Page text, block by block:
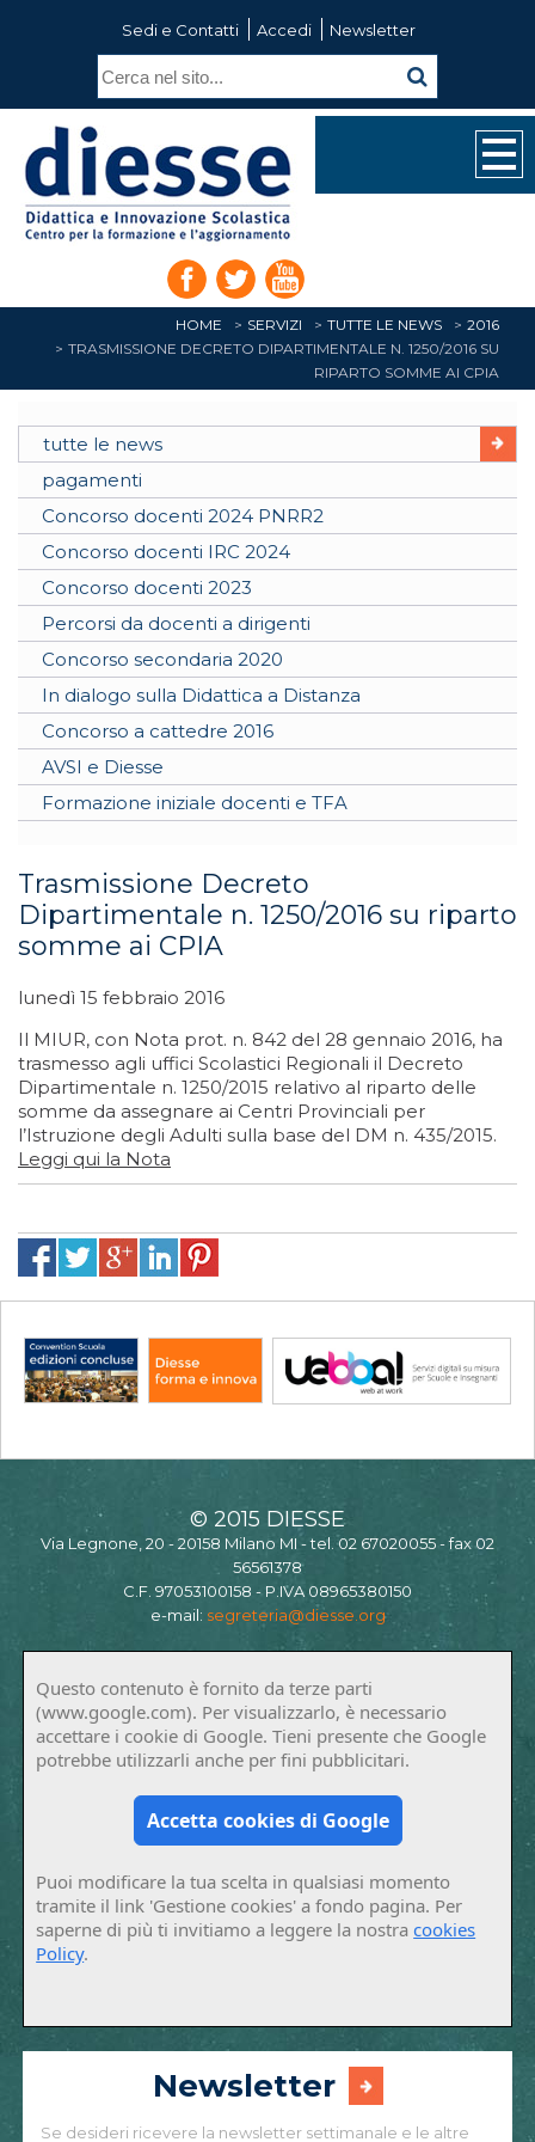
Sedi e Contatti Accedi Newsletter
HOME SERVIZI TUTTE LE NEWS
2016
TRASMISSIONE DECRETO DIPARTIMENTALE N. 1250/2016 SU
RIPARTO SOMME AI CPIA
tutte le news
pagamenti
Concorso docenti 2024 PNRR2
Concorso docenti IRC 2024
Concorso docenti 2023
Percorsi da docenti a dirigenti
Concorso secondaria 2020
In dialogo sulla Didattica a Distanza
Concorso a cattedre 2016
AVSI e Diesse
Formazione iniziale docenti e TFA
Trasmissione Decreto
Dipartimentale n. 1250/2016 su riparto
somme ai CPIA
lunedì 15 febbraio 2016
Il MIUR, con Nota prot. n. 842 del 28 gennaio 2016, ha
trasmesso agli uffici Scolastici Regionali il Decreto
Dipartimentale n. 1250/2015 relativo al riparto delle
somme da assegnare ai Centri Provinciali per
l’Istruzione degli Adulti sulla base del DM n. 435/2015.
Leggi qui la Nota
© 2015 DIESSE
Via Legnone, 20 - 20158 Milano MI - tel. 02 67020055 - fax 02
56561378
C.F. 97053100158 - P.IVA 08965380150
e-mail: segreteria@diesse.org
Questo contenuto è fornito da terze parti
(www.google.com). Per visualizzarlo, è necessario
accettare i cookie di Google. Tieni presente che Google
potrebbe utilizzarli anche per fini pubblicitari.
Accetta cookies di Google
Puoi modificare la tua scelta in qualsiasi momento
tramite il link 'Gestione cookies' a fondo pagina. Per
saperne di più ti invitiamo a leggere la nostracookies
Policy.
Newsletter
Se desideri ricevere la newsletter settimanale e le altre